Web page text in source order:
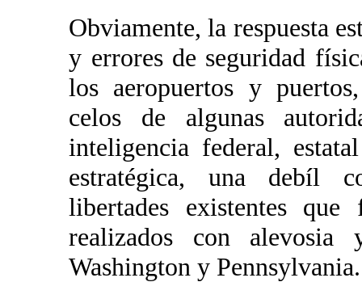
Obviamente, la respuesta
y errores de seguridad
los aeropuertos y
celos de algunas
inteligencia federal,
estratégica, una debíl
libertades existentes
realizados con
Washington y Pennsylvania.